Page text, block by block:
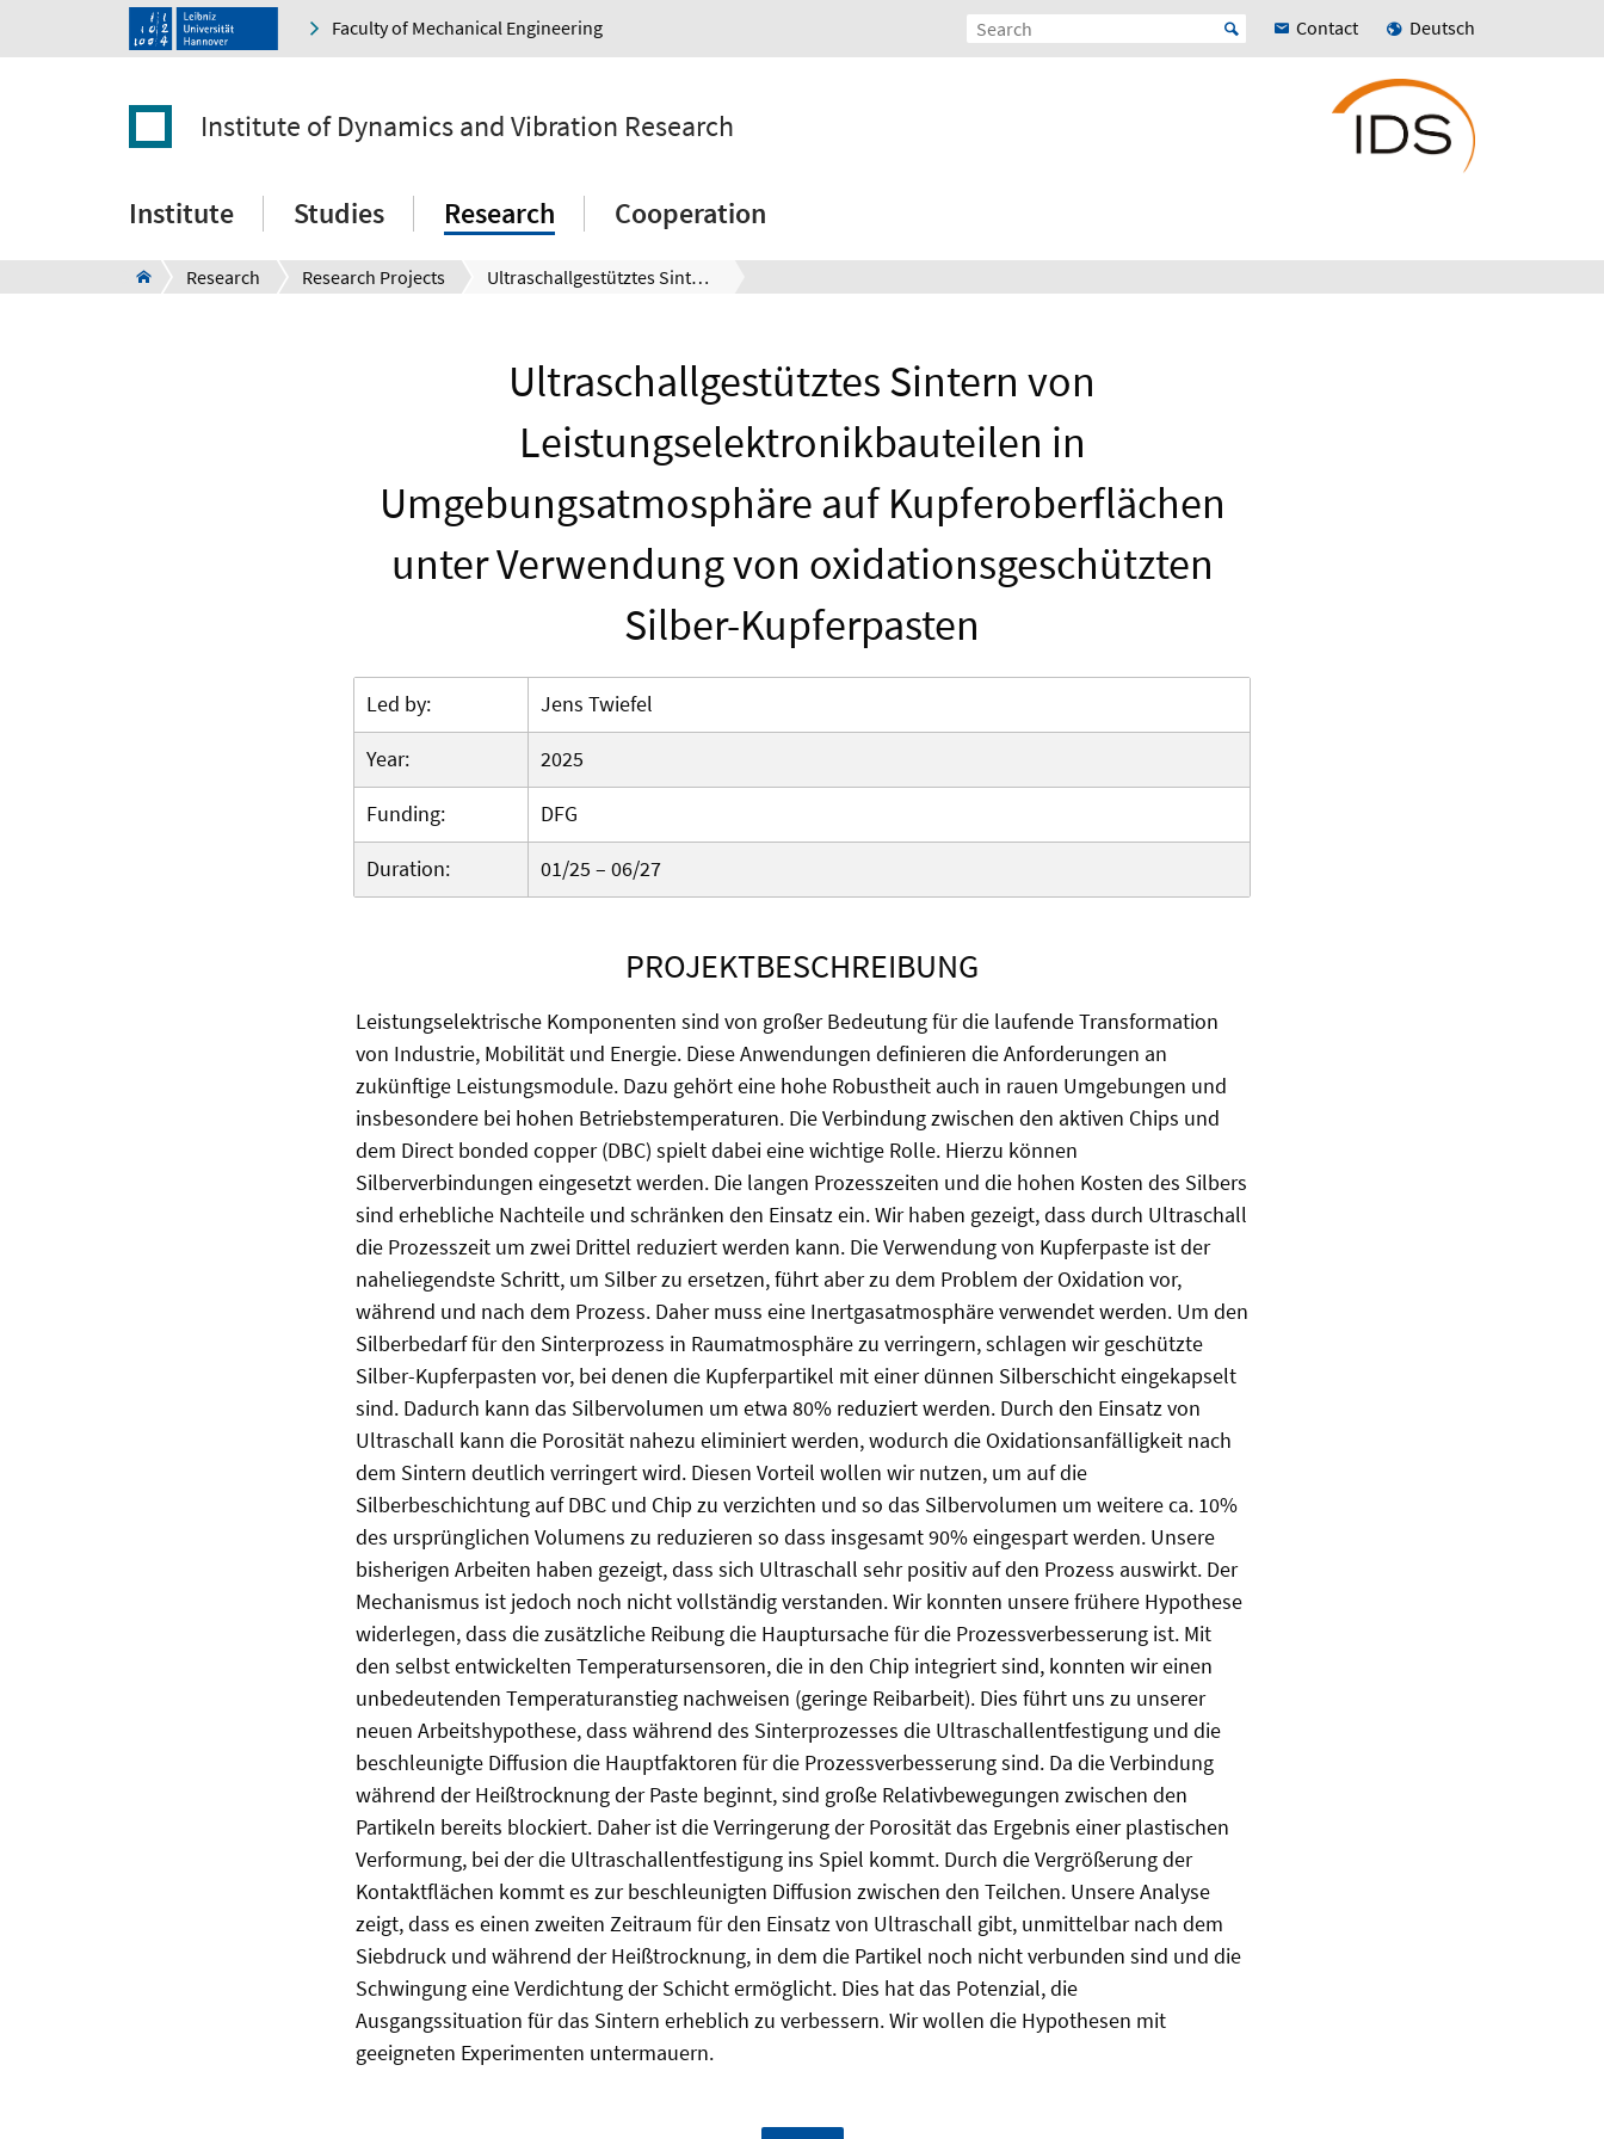
Faculty of Mechanical Engineering Contact Deutsch
Institute of Dynamics and Vibration Research
Institute Studies Research Cooperation
Research Research Projects Ultraschallgestütztes Sintern von Leistungselektronikbauteilen in Umgebungsatmosphäre auf Kupferoberflächen unter Verwendung von oxidationsgeschützten Silber-Kupferpasten
Ultraschallgestütztes Sintern von
Leistungselektronikbauteilen in
Umgebungsatmosphäre auf Kupferoberflächen
unter Verwendung von oxidationsgeschützten
Silber-Kupferpasten
Led by:
Jens Twiefel
Year:
2025
Funding:
DFG
Duration:
01/25 – 06/27
PROJEKTBESCHREIBUNG
Leistungselektrische Komponenten sind von großer Bedeutung für die laufende Transformation
von Industrie, Mobilität und Energie. Diese Anwendungen definieren die Anforderungen an
zukünftige Leistungsmodule. Dazu gehört eine hohe Robustheit auch in rauen Umgebungen und
insbesondere bei hohen Betriebstemperaturen. Die Verbindung zwischen den aktiven Chips und
dem Direct bonded copper (DBC) spielt dabei eine wichtige Rolle. Hierzu können
Silberverbindungen eingesetzt werden. Die langen Prozesszeiten und die hohen Kosten des Silbers
sind erhebliche Nachteile und schränken den Einsatz ein. Wir haben gezeigt, dass durch Ultraschall
die Prozesszeit um zwei Drittel reduziert werden kann. Die Verwendung von Kupferpaste ist der
naheliegendste Schritt, um Silber zu ersetzen, führt aber zu dem Problem der Oxidation vor,
während und nach dem Prozess. Daher muss eine Inertgasatmosphäre verwendet werden. Um den
Silberbedarf für den Sinterprozess in Raumatmosphäre zu verringern, schlagen wir geschützte
Silber-Kupferpasten vor, bei denen die Kupferpartikel mit einer dünnen Silberschicht eingekapselt
sind. Dadurch kann das Silbervolumen um etwa 80% reduziert werden. Durch den Einsatz von
Ultraschall kann die Porosität nahezu eliminiert werden, wodurch die Oxidationsanfälligkeit nach
dem Sintern deutlich verringert wird. Diesen Vorteil wollen wir nutzen, um auf die
Silberbeschichtung auf DBC und Chip zu verzichten und so das Silbervolumen um weitere ca. 10%
des ursprünglichen Volumens zu reduzieren so dass insgesamt 90% eingespart werden. Unsere
bisherigen Arbeiten haben gezeigt, dass sich Ultraschall sehr positiv auf den Prozess auswirkt. Der
Mechanismus ist jedoch noch nicht vollständig verstanden. Wir konnten unsere frühere Hypothese
widerlegen, dass die zusätzliche Reibung die Hauptursache für die Prozessverbesserung ist. Mit
den selbst entwickelten Temperatursensoren, die in den Chip integriert sind, konnten wir einen
unbedeutenden Temperaturanstieg nachweisen (geringe Reibarbeit). Dies führt uns zu unserer
neuen Arbeitshypothese, dass während des Sinterprozesses die Ultraschallentfestigung und die
beschleunigte Diffusion die Hauptfaktoren für die Prozessverbesserung sind. Da die Verbindung
während der Heißtrocknung der Paste beginnt, sind große Relativbewegungen zwischen den
Partikeln bereits blockiert. Daher ist die Verringerung der Porosität das Ergebnis einer plastischen
Verformung, bei der die Ultraschallentfestigung ins Spiel kommt. Durch die Vergrößerung der
Kontaktflächen kommt es zur beschleunigten Diffusion zwischen den Teilchen. Unsere Analyse
zeigt, dass es einen zweiten Zeitraum für den Einsatz von Ultraschall gibt, unmittelbar nach dem
Siebdruck und während der Heißtrocknung, in dem die Partikel noch nicht verbunden sind und die
Schwingung eine Verdichtung der Schicht ermöglicht. Dies hat das Potenzial, die
Ausgangssituation für das Sintern erheblich zu verbessern. Wir wollen die Hypothesen mit
geeigneten Experimenten untermauern.